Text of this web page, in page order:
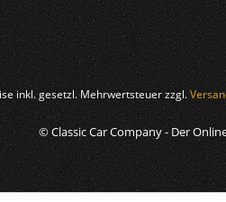
inkl. gesetzl. Mehrwertsteuer zzgl.
© Classic Car Company - Der